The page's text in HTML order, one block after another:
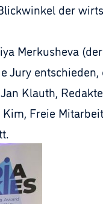
der
Merkusheva
Jury
Klauth,
Kim, Freie